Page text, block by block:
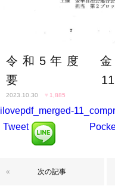
令和5年度 金
要 11月4
2023.10.30 ♥ 1,885
ilovepdf_merged-
Tweet
次の記事
«